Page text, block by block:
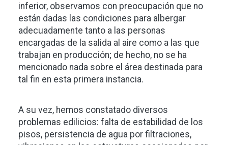
inferior, observamos con preocupación que no
están dadas las condiciones para albergar
adecuadamente tanto a las personas
encargadas de la salida al aire como a las que
trabajan en producción; de hecho, no se ha
mencionado nada sobre el área destinada para
tal fin en esta primera instancia.
A su vez, hemos constatado diversos
problemas edilicios: falta de estabilidad de los
pisos, persistencia de agua por filtraciones,